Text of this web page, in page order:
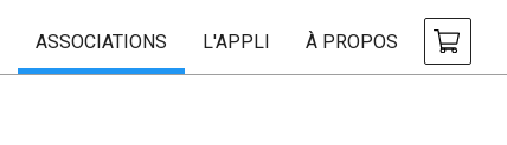
ASSOCIATIONS L'APPLI À PROPOS